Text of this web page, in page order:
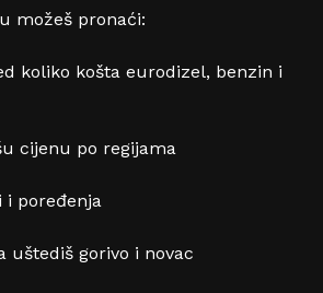
možeš pronaći:
koliko košta eurodizel, benzin i
cijenu po regijama
i poređenja
uštediš gorivo i novac